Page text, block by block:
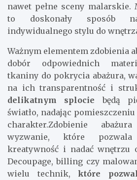
nawet pełne sceny malarskie.
to doskonały sposób
indywidualnego stylu do
Ważnym elementem zdobienia
dobór odpowiednich
tkaniny do pokrycia abażura,
na ich transparentność i
delikatnym splocie będą
światło, nadając
charakter.Zdobienie
wyzwanie, które
kreatywność i nadać wnętrzu
Decoupage, billing czy
wielu technik, które